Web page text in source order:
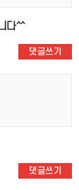
다^^
댓글쓰기
댓글쓰기